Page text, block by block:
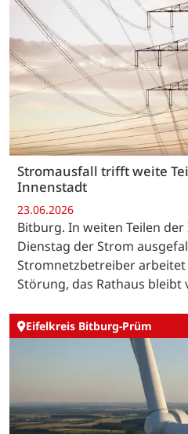
Stromausfall trifft weite
Innenstadt
23.06.2026
Bitburg. In weiten Teilen
Dienstag der Strom
Stromnetzbetreiber
Störung, das Rathaus bleibt
Eifelkreis Bitburg-Prüm